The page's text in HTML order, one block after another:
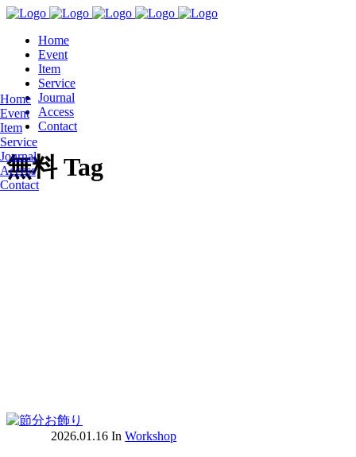
Home
Event
Item
Service
Journal
Access
Contact
Home
Event
Item
Service
Journal
Access
Contact
無料 Tag
2026.01.16 In Workshop